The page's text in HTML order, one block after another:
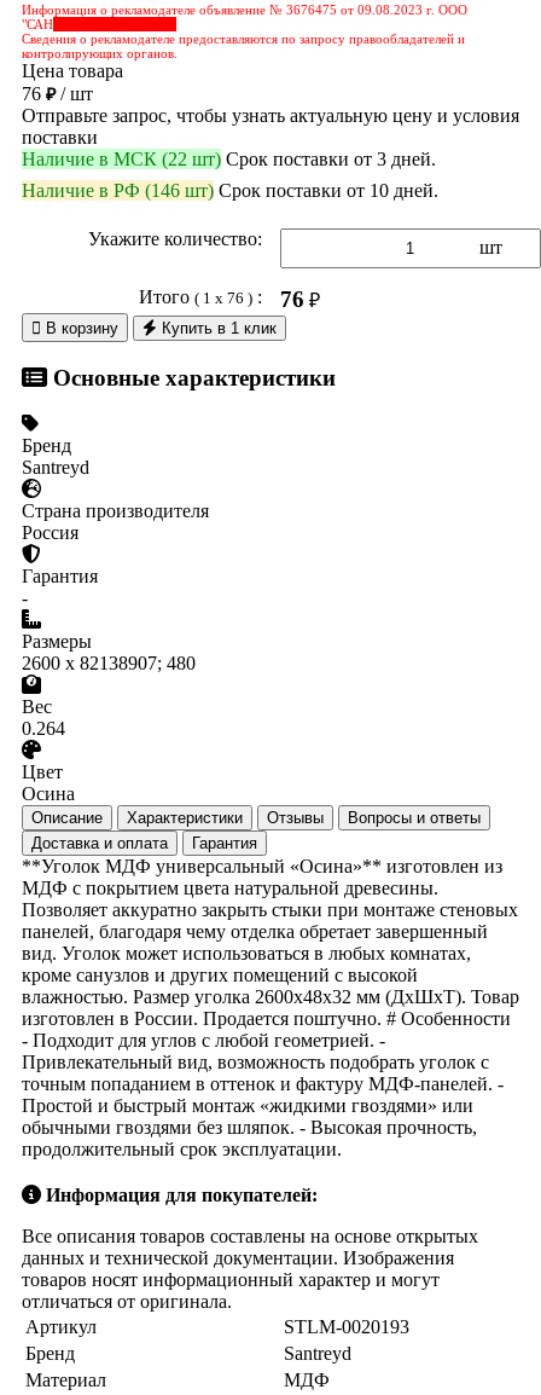
Информация о рекламодателе объявление № 3676475 от 09.08.2023 г. ООО
"САН
Сведения о рекламодателе предоставляются по запросу правообладателей и
контролирующих органов.
Цена товара
76 ₽/ шт
Отправьте запрос, чтобы узнать актуальную цену и условия
поставки
Наличие в МСК (22 шт) Срок поставки от 3 дней.
Наличие в РФ (146 шт) Срок поставки от 10 дней.
Укажите количество: шт
Итого ( 1 x 76 ): 76 ₽
 В корзину Купить в 1 клик
Основные характеристики
Бренд
Santreyd
Страна производителя
Россия
Гарантия
-
Размеры
2600 x 82138907; 480
Вес
0.264
Цвет
Осина
Описание Характеристики Отзывы
Вопросы и ответы
Доставка и оплата
Гарантия
**Уголок МДФ универсальный «Осина»** изготовлен из
МДФ с покрытием цвета натуральной древесины.
Позволяет аккуратно закрыть стыки при монтаже стеновых
панелей, благодаря чему отделка обретает завершенный
вид. Уголок может использоваться в любых комнатах,
кроме санузлов и других помещений с высокой
влажностью. Размер уголка 2600х48х32 мм (ДхШхТ). Товар
изготовлен в России. Продается поштучно. # Особенности
- Подходит для углов с любой геометрией. -
Привлекательный вид, возможность подобрать уголок с
точным попаданием в оттенок и фактуру МДФ-панелей. -
Простой и быстрый монтаж «жидкими гвоздями» или
обычными гвоздями без шляпок. - Высокая прочность,
продолжительный срок эксплуатации.
Информация для покупателей:
Все описания товаров составлены на основе открытых
данных и технической документации. Изображения
товаров носят информационный характер и могут
отличаться от оригинала.
Артикул
STLM-0020193
Бренд
Santreyd
Материал
МДФ